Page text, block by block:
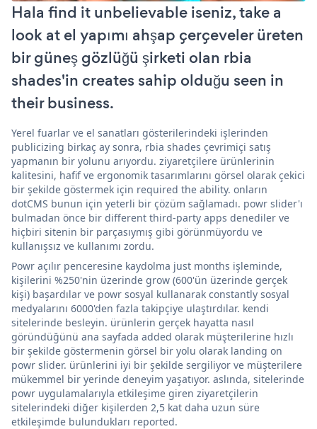
Hala find it unbelievable iseniz, take a
look at el yapımı ahşap çerçeveler üreten
bir güneş gözlüğü şirketi olan rbia
shades'in creates sahip olduğu seen in
their business.
Yerel fuarlar ve el sanatları gösterilerindeki işlerinden
publicizing birkaç ay sonra, rbia shades çevrimiçi satış
yapmanın bir yolunu arıyordu. ziyaretçilere ürünlerinin
kalitesini, hafif ve ergonomik tasarımlarını görsel olarak çekici
bir şekilde göstermek için required the ability. onların
dotCMS bunun için yeterli bir çözüm sağlamadı. powr slider'ı
bulmadan önce bir different third-party apps denediler ve
hiçbiri sitenin bir parçasıymış gibi görünmüyordu ve
kullanışsız ve kullanımı zordu.
Powr açılır penceresine kaydolma just months işleminde,
kişilerini %250'nin üzerinde grow (600'ün üzerinde gerçek
kişi) başardılar ve powr sosyal kullanarak constantly sosyal
medyalarını 6000'den fazla takipçiye ulaştırdılar. kendi
sitelerinde besleyin. ürünlerin gerçek hayatta nasıl
göründüğünü ana sayfada added olarak müşterilerine hızlı
bir şekilde göstermenin görsel bir yolu olarak landing on
powr slider. ürünlerini iyi bir şekilde sergiliyor ve müşterilere
mükemmel bir yerinde deneyim yaşatıyor. aslında, sitelerinde
powr uygulamalarıyla etkileşime giren ziyaretçilerin
sitelerindeki diğer kişilerden 2,5 kat daha uzun süre
etkileşimde bulundukları reported.